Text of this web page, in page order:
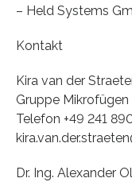
– Held Systems
Kontakt
Kira van der
Gruppe Mikrofügen
Telefon +49 241
Dr. Ing. Alexander